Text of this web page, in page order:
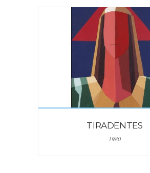
TIRADENTES
1980